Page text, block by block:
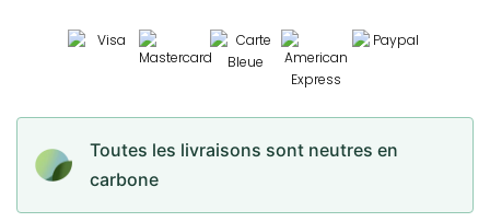
Toutes les livraisons sont neutres en
carbone